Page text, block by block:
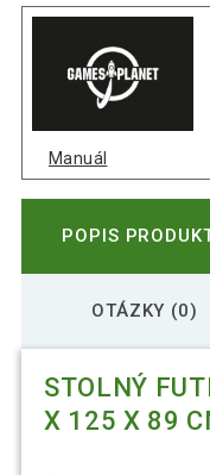
Manuál
POPIS
OTÁZKY (0)
STOLNÝ
X 125 X 89